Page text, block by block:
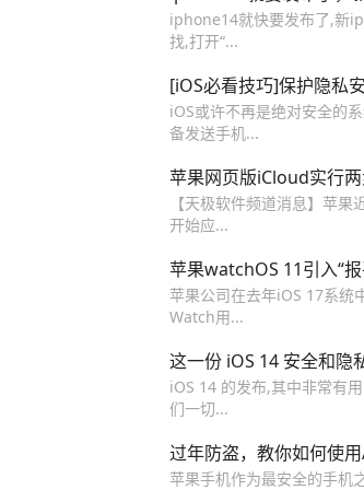
iphone14就快要发布了,新
找,打开“...
[iOS必看技巧]保护隐私
iOS或许不再是绝对安全的
备发送手机...
苹果网页版iCloud实行
【天极软件频道消息】苹
开始应...
苹果watchOS 11引入“
苹果公司在去年iOS 17系统
Watch用...
这一份 iOS 14 安全和隐
iOS 14 的发布,其中非常有
们一切...
过年防盗，教你如何使
苹果手机作为最安全的手机